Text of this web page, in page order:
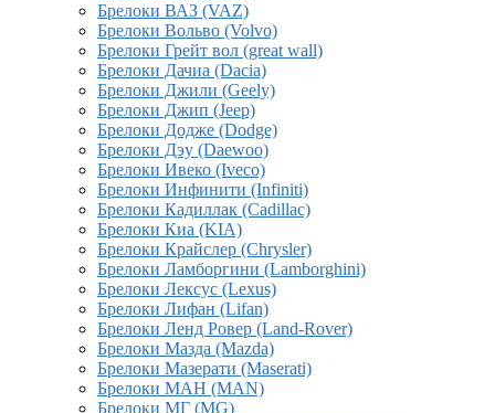
Брелоки ВАЗ (VAZ)
Брелоки Вольво (Volvo)
Брелоки Грейт вол (great wall)
Брелоки Дачиа (Dacia)
Брелоки Джили (Geely)
Брелоки Джип (Jeep)
Брелоки Додже (Dodge)
Брелоки Дэу (Daewoo)
Брелоки Ивеко (Iveco)
Брелоки Инфинити (Infiniti)
Брелоки Кадиллак (Cadillac)
Брелоки Киа (KIA)
Брелоки Крайслер (Chrysler)
Брелоки Ламборгини (Lamborghini)
Брелоки Лексус (Lexus)
Брелоки Лифан (Lifan)
Брелоки Ленд Ровер (Land-Rover)
Брелоки Мазда (Mazda)
Брелоки Мазерати (Maserati)
Брелоки МАН (MAN)
Брелоки МГ (MG)